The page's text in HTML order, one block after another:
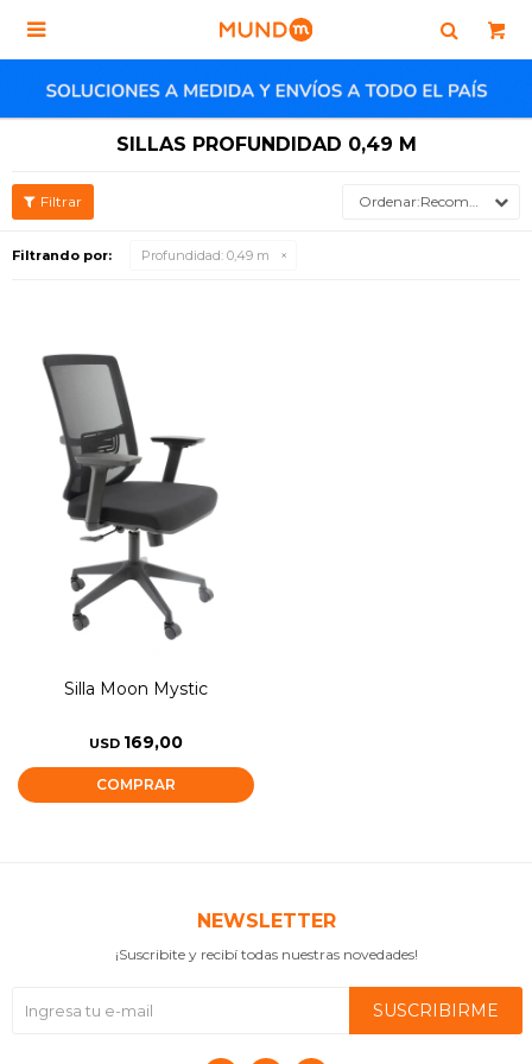

SILLAS PROFUNDIDAD 0,49 M
Recomendados
Filtrando por: Profundidad: 0,49 m
Silla Moon Mystic
USD 169,00
NEWSLETTER
¡Suscribite y recibí todas nuestras novedades!
SUSCRIBIRME